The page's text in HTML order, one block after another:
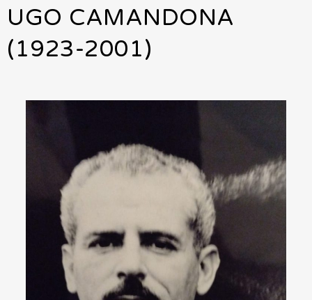
UGO CAMANDONA
(1923-2001)